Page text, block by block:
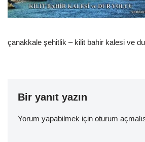
çanakkale şehitlik – kilit bahir kalesi ve
Bir yanıt yazın
Yorum yapabilmek için oturum